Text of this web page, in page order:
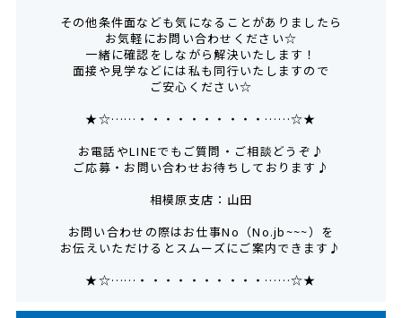
その他条件面なども気になることがありましたら
お気軽にお問い合わせください☆
一緒に確認をしながら解決いたします！
面接や見学などには私も同行いたしますので
ご安心ください☆
★☆……・・・・・・・・・・……☆★
お電話やLINEでもご質問・ご相談どうぞ♪
ご応募・お問い合わせお待ちしております♪
相模原支店：山田
お問い合わせの際はお仕事No（No.jb~~~）を
お伝えいただけるとスムーズにご案内できます♪
★☆……・・・・・・・・・・……☆★